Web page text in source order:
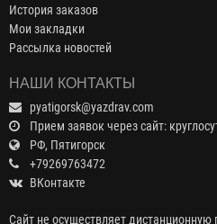
История заказов
Мои закладки
Рассылка новостей
НАШИ КОНТАКТЫ
pyatigorsk@yazdrav.com
Прием заявок через сайт:
РФ, Пятигорск
+79269763472
ВКонтакте
Сайт не осуществляет дистанционную